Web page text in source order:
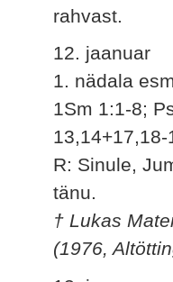
rahvast.
12. jaanuar
1. nädala
1Sm 1:1-8;
R: Sinule,
tänu.
† Lukas
(1976,